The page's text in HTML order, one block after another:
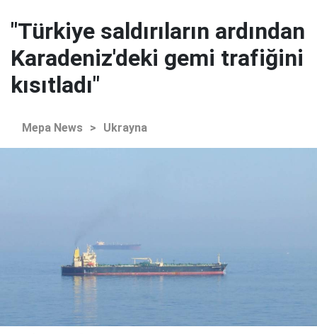
"Türkiye saldırıların ardından
Karadeniz'deki gemi trafiğini
kısıtladı"
Mepa News > Ukrayna